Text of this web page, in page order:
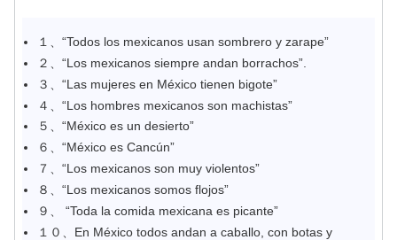
１、“Todos los mexicanos usan sombrero y zarape”
２、“Los mexicanos siempre andan borrachos”.
３、“Las mujeres en México tienen bigote”
４、“Los hombres mexicanos son machistas”
５、“México es un desierto”
６、“México es Cancún”
７、“Los mexicanos son muy violentos”
８、“Los mexicanos somos flojos”
９、 “Toda la comida mexicana es picante”
１０、En México todos andan a caballo, con botas y